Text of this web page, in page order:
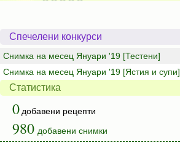
Спечелени конкурси
Снимка на месец Януари '19 [Тестени]
Снимка на месец Януари '19 [Ястия и супи]
Статистика
0 добавени рецепти
980 добавени снимки